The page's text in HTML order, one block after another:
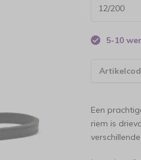
5-10
Een
riem is